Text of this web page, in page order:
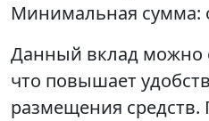
Минимальная сумма:
Данный вклад можно
что повышает
размещения средств.